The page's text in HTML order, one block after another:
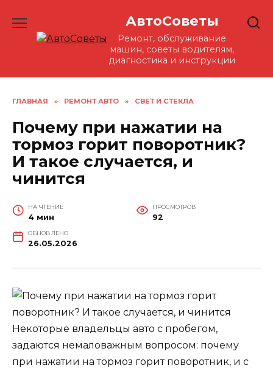
содержанию
АвтоСоветы
Ремонт, обслуживание
машин, советы водителям,
диагностика и инструкции
ГЛАВНАЯ » РЕМОНТ АВТО » СВЕТ И СТЕКЛА
Почему при нажатии на
тормоз горит поворотник?
И такое случается, и
чинится
НА ЧТЕНИЕ
4 мин
ПРОСМОТРОВ
92
ОБНОВЛЕНО
26.05.2026
Некоторые владельцы авто с пробегом,
задаются немаловажным вопросом: почему
при нажатии на тормоз горит поворотник, и с